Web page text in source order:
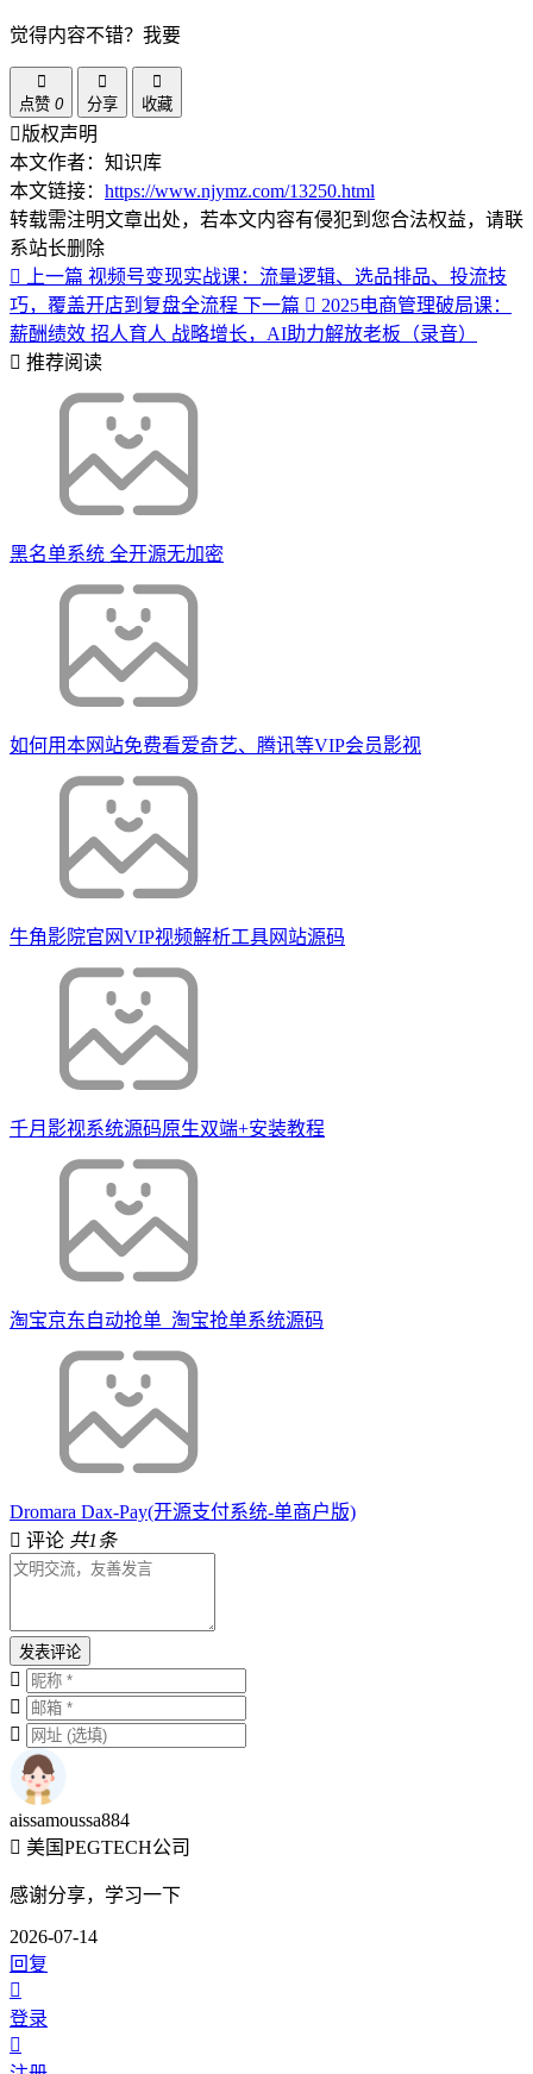
觉得内容不错？我要
点赞 0 分享 收藏
版权声明
本文作者：知识库
本文链接： https://www.njymz.com/13250.html
转载需注明文章出处，若本文内容有侵犯到您合法权益，请联
系站长删除
上一篇 视频号变现实战课：流量逻辑、选品排品、投流技
巧，覆盖开店到复盘全流程 下一篇
2025电商管理破局课：
薪酬绩效 招人育人 战略增长，AI助力解放老板（录音）
推荐阅读
黑名单系统 全开源无加密
如何用本网站免费看爱奇艺、腾讯等VIP会员影视
牛角影院官网VIP视频解析工具网站源码
千月影视系统源码原生双端+安装教程
淘宝京东自动抢单_淘宝抢单系统源码
Dromara Dax-Pay(开源支付系统-单商户版)
评论 共1条
发表评论
aissamoussa884
美国PEGTECH公司
感谢分享，学习一下
2026-07-14
回复
登录